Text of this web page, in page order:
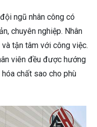
ngũ nhân công có
chuyên nghiệp. Nhân
tận tâm với công việc.
viên đều được hướng
chất sao cho phù